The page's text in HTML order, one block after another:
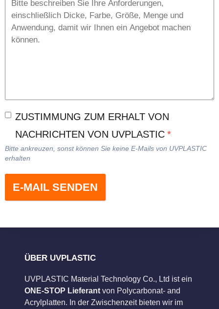
ZUSTIMMUNG ZUM ERHALT VON
NACHRICHTEN VON UVPLASTIC *
Bitte ankreuzen, sonst können Sie keine E-Mails von UVPLASTIC
erhalten
E-MAIL SENDEN
ÜBER UVPLASTIC
UVPLASTIC Material Technology Co., Ltd ist ein
ONE-STOP Lieferant von Polycarbonat- and
Acrylplatten. In der Zwischenzeit bieten wir im